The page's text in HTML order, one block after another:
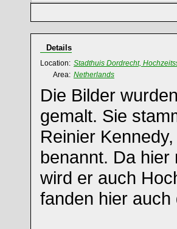
Details
Location: Stadthuis Dordrecht,
Area: Netherlands
Die Bilder
gemalt. Sie
Reinier
benannt. Da
wird er auch
fanden hier